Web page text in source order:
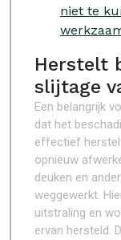
niet te
Herstelt
slijtage
Een belangrijk
dat het
effectief
opnieuw
deuken en
weggewerkt.
uitstraling en
ervan hersteld.